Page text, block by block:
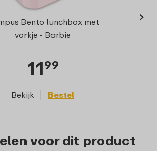
Bento lunchbox met
vorkje - Barbie
1199
Bekijk Bestel
›
voor dit product